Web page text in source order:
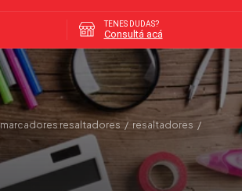
TENES DUDAS?
Consultá acá
marcadores resaltadores / resaltadores /